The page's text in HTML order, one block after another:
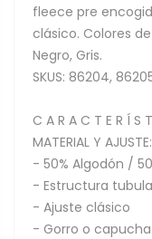
fleece pre
clásico. Colores
Negro, Gris.
SKUS: 86204,
C A R A C T E R Í S
MATERIAL Y AJUSTE:
- 50% Algodón /
- Estructura
- Ajuste clásico
- Gorro o